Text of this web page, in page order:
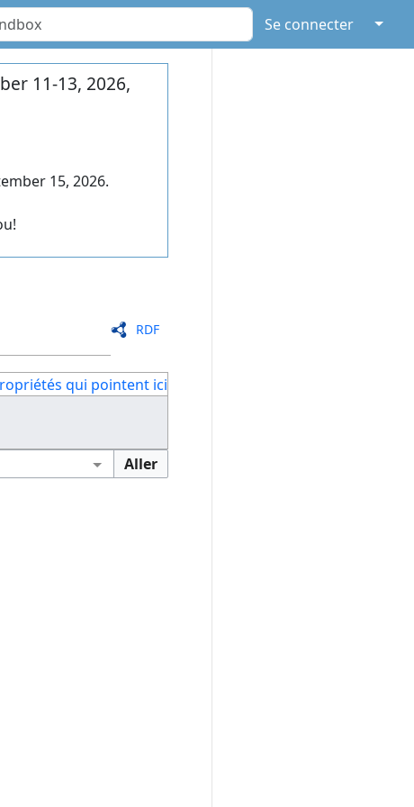
Se connecter ↓
11-13, 2026,
15, 2026.
RDF
qui pointent ici